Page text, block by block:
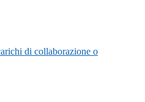
di collaborazione o